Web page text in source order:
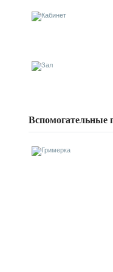
Вспомогательные